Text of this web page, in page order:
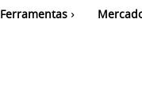
Ferramentas